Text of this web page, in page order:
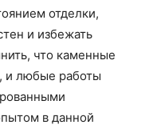
отделки,
и избежать
что каменные
и любые работы
в данной